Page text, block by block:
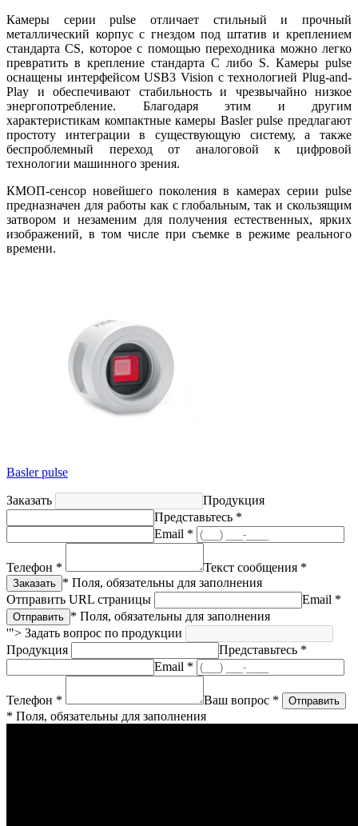
Камеры серии pulse отличает стильный и прочный
металлический корпус с гнездом под штатив и креплением
стандарта CS, которое с помощью переходника можно легко
превратить в крепление стандарта C либо S. Камеры pulse
оснащены интерфейсом USB3 Vision с технологией Plug-and-
Play и обеспечивают стабильность и чрезвычайно низкое
энергопотребление. Благодаря этим и другим
характеристикам компактные камеры Basler pulse предлагают
простоту интеграции в существующую систему, а также
беспроблемный переход от аналоговой к цифровой
технологии машинного зрения.
КМОП-сенсор новейшего поколения в камерах серии pulse
предназначен для работы как с глобальным, так и скользящим
затвором и незаменим для получения естественных, ярких
изображений, в том числе при съемке в режиме реального
времени.
Basler pulse
Заказать
Продукция
Представьтесь *
Email *
Телефон *
Текст сообщения *
* Поля, обязательны для заполнения
Отправить URL страницы
Email *
* Поля, обязательны для заполнения
'"> Задать вопрос по продукции
Продукция
Представьтесь *
Email *
Телефон *
Ваш вопрос *
* Поля, обязательны для заполнения